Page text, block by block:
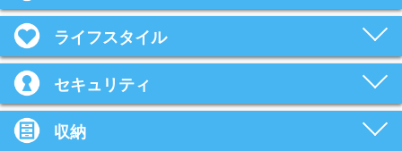
ライフスタイル
セキュリティ
収納